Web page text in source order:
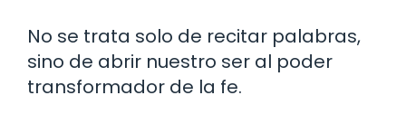
No se trata solo de recitar palabras,
sino de abrir nuestro ser al poder
transformador de la fe.